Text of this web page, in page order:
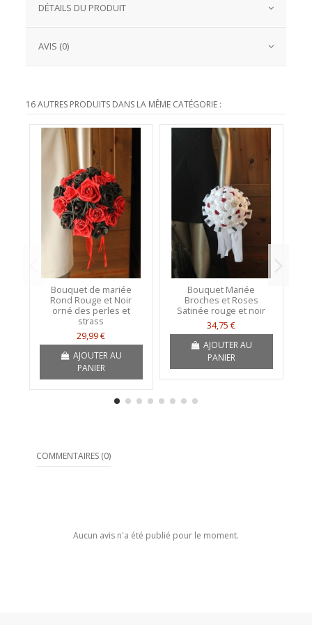
DÉTAILS DU PRODUIT
AVIS (0)
16 AUTRES PRODUITS DANS LA MÊME CATÉGORIE :
Bouquet de mariée
Rond Rouge et Noir
orné des perles et
strass
29,99 €
AJOUTER AU
PANIER
Bouquet Mariée
Broches et Roses
Satinée rouge et noir
34,75 €
AJOUTER AU
PANIER
COMMENTAIRES (0)
Aucun avis n'a été publié pour le moment.